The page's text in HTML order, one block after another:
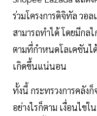
ร่วมโครงการดิจิทัล วอ
สามารถทำได้ โดยมีกล
ตามที่กำหนดโลเคชันไ
เกิดขึ้นแน่นอน
ทั้งนี้ กระทรวงการคลัง
อย่างไรก็ตาม เงื่อนไข